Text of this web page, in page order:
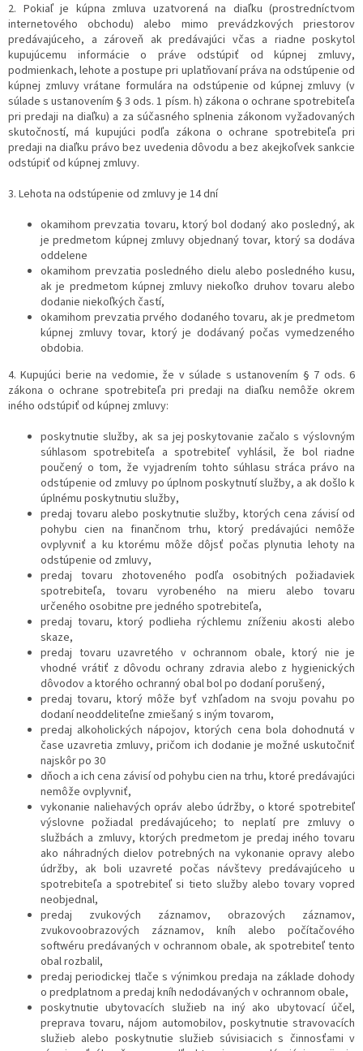
2. Pokiaľ je kúpna zmluva uzatvorená na diaľku (prostredníctvom
internetového obchodu) alebo mimo prevádzkových priestorov
predávajúceho, a zároveň ak predávajúci včas a riadne poskytol
kupujúcemu informácie o práve odstúpiť od kúpnej zmluvy,
podmienkach, lehote a postupe pri uplatňovaní práva na odstúpenie od
kúpnej zmluvy vrátane formulára na odstúpenie od kúpnej zmluvy (v
súlade s ustanovením § 3 ods. 1 písm. h) zákona o ochrane spotrebiteľa
pri predaji na diaľku) a za súčasného splnenia zákonom vyžadovaných
skutočností, má kupujúci podľa zákona o ochrane spotrebiteľa pri
predaji na diaľku právo bez uvedenia dôvodu a bez akejkoľvek sankcie
odstúpiť od kúpnej zmluvy.
3. Lehota na odstúpenie od zmluvy je 14 dní
okamihom prevzatia tovaru, ktorý bol dodaný ako posledný, ak
je predmetom kúpnej zmluvy objednaný tovar, ktorý sa dodáva
oddelene
okamihom prevzatia posledného dielu alebo posledného kusu,
ak je predmetom kúpnej zmluvy niekoľko druhov tovaru alebo
dodanie niekoľkých častí,
okamihom prevzatia prvého dodaného tovaru, ak je predmetom
kúpnej zmluvy tovar, ktorý je dodávaný počas vymedzeného
obdobia.
4. Kupujúci berie na vedomie, že v súlade s ustanovením § 7 ods. 6
zákona o ochrane spotrebiteľa pri predaji na diaľku nemôže okrem
iného odstúpiť od kúpnej zmluvy:
poskytnutie služby, ak sa jej poskytovanie začalo s výslovným
súhlasom spotrebiteľa a spotrebiteľ vyhlásil, že bol riadne
poučený o tom, že vyjadrením tohto súhlasu stráca právo na
odstúpenie od zmluvy po úplnom poskytnutí služby, a ak došlo k
úplnému poskytnutiu služby,
predaj tovaru alebo poskytnutie služby, ktorých cena závisí od
pohybu cien na finančnom trhu, ktorý predávajúci nemôže
ovplyvniť a ku ktorému môže dôjsť počas plynutia lehoty na
odstúpenie od zmluvy,
predaj tovaru zhotoveného podľa osobitných požiadaviek
spotrebiteľa, tovaru vyrobeného na mieru alebo tovaru
určeného osobitne pre jedného spotrebiteľa,
predaj tovaru, ktorý podlieha rýchlemu zníženiu akosti alebo
skaze,
predaj tovaru uzavretého v ochrannom obale, ktorý nie je
vhodné vrátiť z dôvodu ochrany zdravia alebo z hygienických
dôvodov a ktorého ochranný obal bol po dodaní porušený,
predaj tovaru, ktorý môže byť vzhľadom na svoju povahu po
dodaní neoddeliteľne zmiešaný s iným tovarom,
predaj alkoholických nápojov, ktorých cena bola dohodnutá v
čase uzavretia zmluvy, pričom ich dodanie je možné uskutočniť
najskôr po 30
dňoch a ich cena závisí od pohybu cien na trhu, ktoré predávajúci
nemôže ovplyvniť,
vykonanie naliehavých opráv alebo údržby, o ktoré spotrebiteľ
výslovne požiadal predávajúceho; to neplatí pre zmluvy o
službách a zmluvy, ktorých predmetom je predaj iného tovaru
ako náhradných dielov potrebných na vykonanie opravy alebo
údržby, ak boli uzavreté počas návštevy predávajúceho u
spotrebiteľa a spotrebiteľ si tieto služby alebo tovary vopred
neobjednal,
predaj zvukových záznamov, obrazových záznamov,
zvukovoobrazových záznamov, kníh alebo počítačového
softwéru predávaných v ochrannom obale, ak spotrebiteľ tento
obal rozbalil,
predaj periodickej tlače s výnimkou predaja na základe dohody
o predplatnom a predaj kníh nedodávaných v ochrannom obale,
poskytnutie ubytovacích služieb na iný ako ubytovací účel,
preprava tovaru, nájom automobilov, poskytnutie stravovacích
služieb alebo poskytnutie služieb súvisiacich s činnosťami v